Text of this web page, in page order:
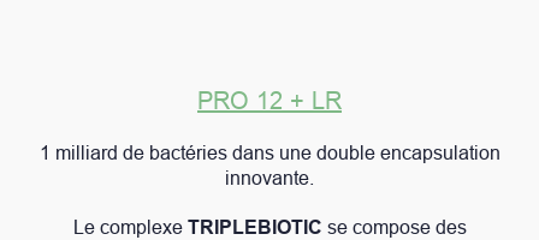
PRO 12 + LR
1 milliard de bactéries dans une double encapsulation
innovante.
Le complexe TRIPLEBIOTIC se compose des